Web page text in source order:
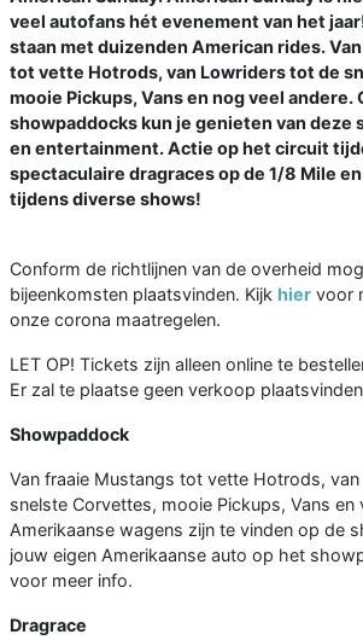
veel autofans hét evenement van het
staan met duizenden American rides.
tot vette Hotrods, van Lowriders tot de
mooie Pickups, Vans en nog veel andere.
showpaddocks kun je genieten van deze
en entertainment. Actie op het circuit
spectaculaire dragraces op de 1/8 Mile
tijdens diverse shows!
Conform de richtlijnen van de overheid
bijeenkomsten plaatsvinden. Kijk hier voor
onze corona maatregelen.
LET OP! Tickets zijn alleen online te
Er zal te plaatse geen verkoop
Showpaddock
Van fraaie Mustangs tot vette Hotrods,
snelste Corvettes, mooie Pickups, Vans en
Amerikaanse wagens zijn te vinden op de
jouw eigen Amerikaanse auto op het
voor meer info.
Dragrace